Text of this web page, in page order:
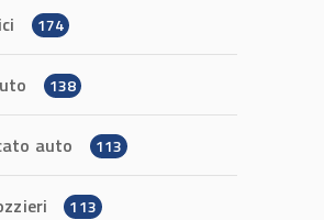
174
138
auto 113
113